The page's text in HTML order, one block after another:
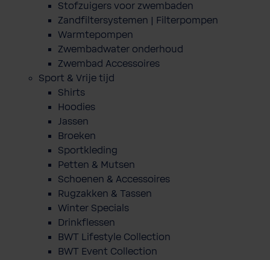
Stofzuigers voor zwembaden
Zandfiltersystemen | Filterpompen
Warmtepompen
Zwembadwater onderhoud
Zwembad Accessoires
Sport & Vrije tijd
Shirts
Hoodies
Jassen
Broeken
Sportkleding
Petten & Mutsen
Schoenen & Accessoires
Rugzakken & Tassen
Winter Specials
Drinkflessen
BWT Lifestyle Collection
BWT Event Collection